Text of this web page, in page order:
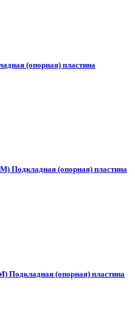
(опорная) пластина
Подкладная (опорная) пластина
Подкладная (опорная) пластина